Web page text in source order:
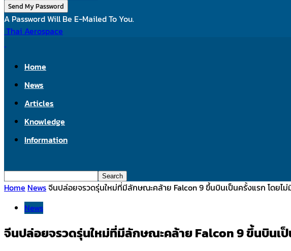
A Password Will Be E-Mailed To You.
Thai Aerospace
Home
News
Articles
Knowledge
Information
Home Newsจีนปล่อยจรวดรุ่นใหม่ที่มีลักษณะคล้าย Falcon 9 ขึ้นบินเป็นครั้งแรก โดยไม่
News
จีนปล่อยจรวดรุ่นใหม่ที่มีลักษณะคล้าย Falcon 9 ขึ้นบินเป็